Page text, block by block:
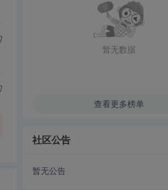
暂无数据
查看更多榜单
社区公告
暂无公告